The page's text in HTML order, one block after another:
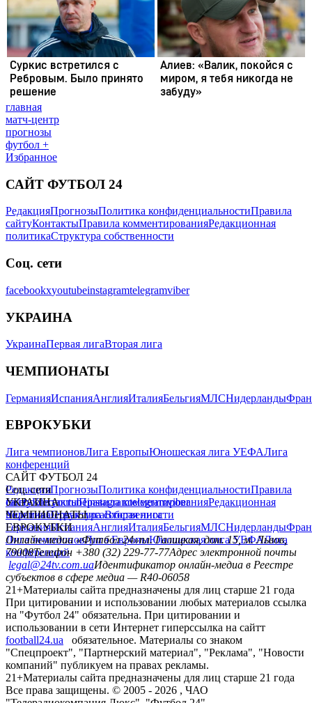
главная
матч-центр
прогнозы
футбол +
Избранное
САЙТ ФУТБОЛ 24
РедакцияПрогнозыПолитика конфиденциальностиПравила
сайтуКонтактыПравила комментированияРедакционная
политикаСтруктура собственности
Соц. сети
facebookxyoutubeinstagramtelegramviber
УКРАИНА
УкраинаПервая лигаВторая лига
ЧЕМПИОНАТЫ
ГерманияИспанияАнглияИталияБельгияМЛСНидерланды
ЕВРОКУБКИ
Лига чемпионовЛига ЕвропыЮношеская лига УЕФАЛига
конференций
САЙТ ФУТБОЛ 24
РедакцияПрогнозыПолитика конфиденциальностиПравила
сайтуКонтактыПравила комментированияРедакционная
политикаСтруктура собственности
Соц. сети
facebookxyoutubeinstagramtelegramviber
УКРАИНА
УкраинаПервая лигаВторая лига
ЧЕМПИОНАТЫ
ГерманияИспанияАнглияИталияБельгияМЛСНидерланды
ЕВРОКУБКИ
Лига чемпионовЛига ЕвропыЮношеская лига УЕФАЛига
конференций
Онлайн-медиа «Футбол 24»пл. Галицкая, дом. 15, м. Львов,
79008Телефон +380 (32) 229-77-77Адрес электронной почты
legal@24tv.com.uaИдентификатор онлайн-медиа в Реестре
субъектов в сфере медиа — R40-06058
21+Материалы сайта предназначены для лиц старше 21 года
При цитировании и использовании любых материалов ссылка
на "Футбол 24" обязательна. При цитировании и
использовании в сети Интернет гиперссылка на сайтт
football24.ua
обязательное. Материалы со знаком
"Спецпроект", "Партнерский материал", "Реклама", "Новости
компаний" публикуем на правах рекламы.
21+Материалы сайта предназначены для лиц старше 21 года
Все права защищены. © 2005 - 2026 , ЧАО